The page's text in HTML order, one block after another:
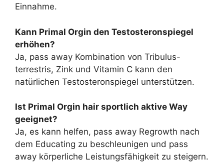
Einnahme.
Kann Primal Orgin den Testosteronspiegel
erhöhen?
Ja, pass away Kombination von Tribulus-
terrestris, Zink und Vitamin C kann den
natürlichen Testosteronspiegel unterstützen.
Ist Primal Orgin hair sportlich aktive Way
geeignet?
Ja, es kann helfen, pass away Regrowth nach
dem Educating zu beschleunigen und pass
away körperliche Leistungsfähigkeit zu steigern.